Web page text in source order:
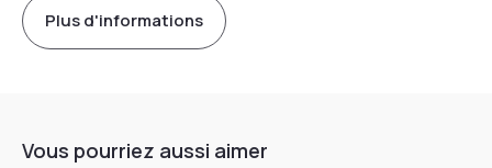
Plus d'informations
Vous pourriez aussi aimer